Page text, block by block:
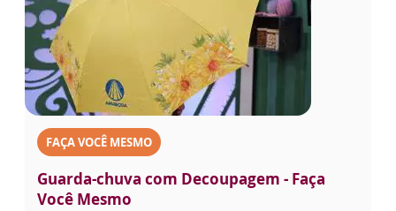
FAÇA VOCÊ MESMO
Guarda-chuva com Decoupagem - Faça
Você Mesmo